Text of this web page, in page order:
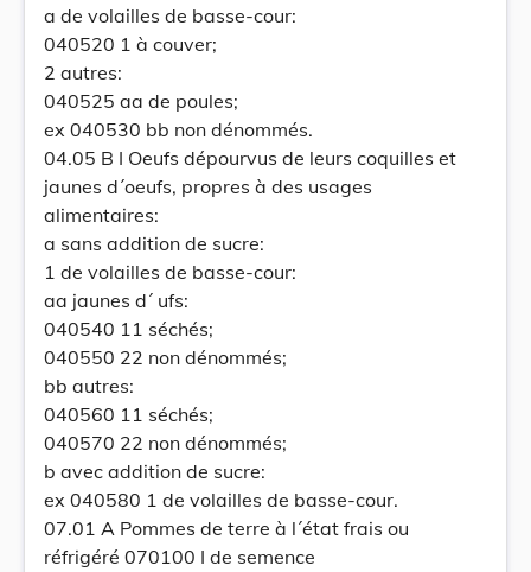
a de volailles de basse-cour:
040520 1 à couver;
2 autres:
040525 aa de poules;
ex 040530 bb non dénommés.
04.05 B I Oeufs dépourvus de leurs coquilles et
jaunes d´oeufs, propres à des usages
alimentaires:
a sans addition de sucre:
1 de volailles de basse-cour:
aa jaunes d´ ufs:
040540 11 séchés;
040550 22 non dénommés;
bb autres:
040560 11 séchés;
040570 22 non dénommés;
b avec addition de sucre:
ex 040580 1 de volailles de basse-cour.
07.01 A Pommes de terre à l´état frais ou
réfrigéré 070100 I de semence